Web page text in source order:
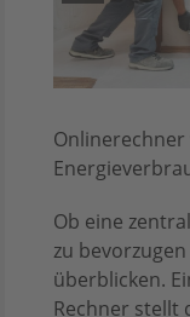
Ob eine
zu
überblicken.
Rechner stellt